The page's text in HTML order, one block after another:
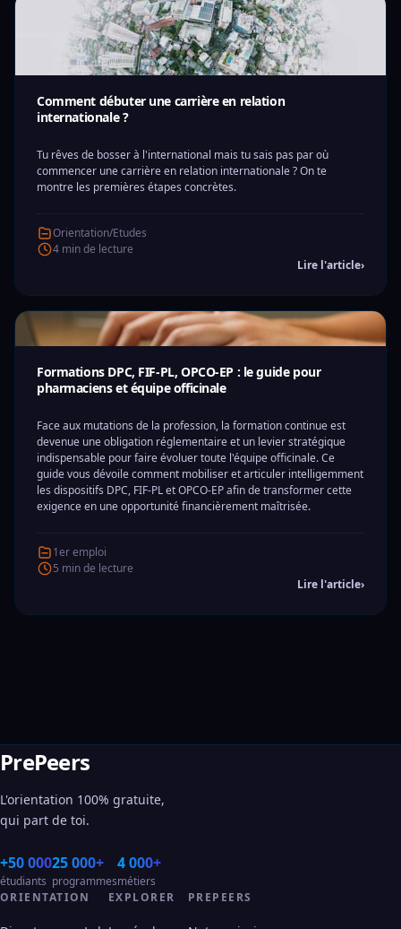
Comment débuter une carrière en relation
internationale ?
Tu rêves de bosser à l'international mais tu sais pas par où
commencer une carrière en relation internationale ? On te
montre les premières étapes concrètes.
Orientation/Etudes
4 min de lecture
Lire l'article›
Formations DPC, FIF-PL, OPCO-EP : le guide pour
pharmaciens et équipe officinale
Face aux mutations de la profession, la formation continue est
devenue une obligation réglementaire et un levier stratégique
indispensable pour faire évoluer toute l'équipe officinale. Ce
guide vous dévoile comment mobiliser et articuler intelligemment
les dispositifs DPC, FIF-PL et OPCO-EP afin de transformer cette
exigence en une opportunité financièrement maîtrisée.
1er emploi
5 min de lecture
Lire l'article›
PrePeers
L'orientation 100% gratuite,
qui part de toi.
+50 000
étudiants
25 000+
programmes
4 000+
métiers
ORIENTATION
EXPLORER PREPEERS